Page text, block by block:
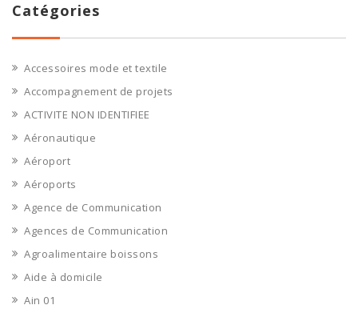
Catégories
Accessoires mode et textile
Accompagnement de projets
ACTIVITE NON IDENTIFIEE
Aéronautique
Aéroport
Aéroports
Agence de Communication
Agences de Communication
Agroalimentaire boissons
Aide à domicile
Ain 01